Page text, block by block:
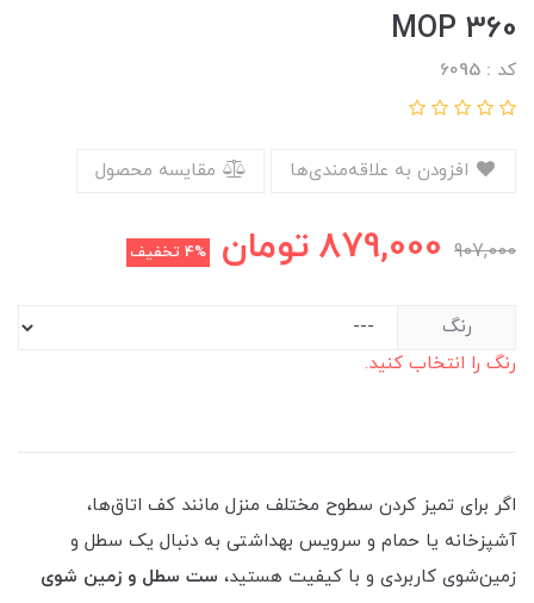
MOP 360
کد : 6095
مقایسه محصول
907,000
879,000 تومان 4% تخفیف
رنگ
رنگ را انتخاب کنید.
اگر برای تمیز کردن سطوح مختلف منزل مانند کف اتاق‌ها،
آشپزخانه یا حمام و سرویس بهداشتی به‌ دنبال یک سطل و
زمین‌شوی کاربردی و با‌ کیفیت هستید، ست سطل و زمین شوی